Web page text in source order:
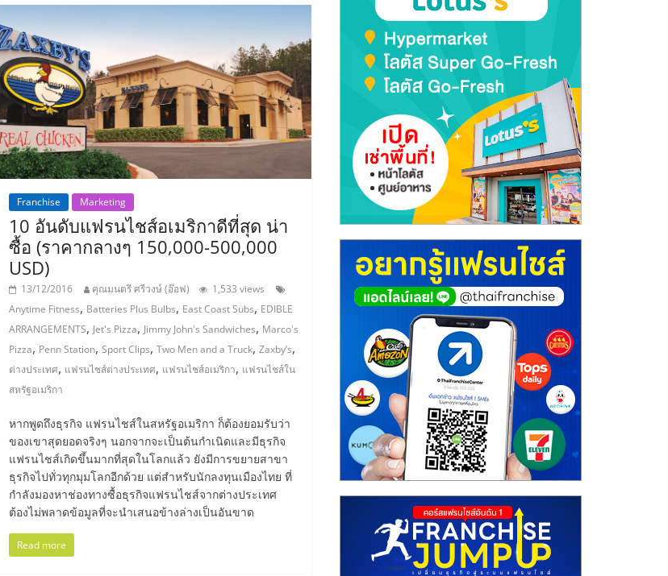
Franchise Marketing
10 อันดับแฟรนไชส์อเมริกาดีที่สุด น่า
ซื้อ (ราคากลางๆ 150,000-500,000
USD)
13/12/2016 คุณมนตรี ศรีวงษ์ (อ๊อฟ)
1,533 views
Anytime Fitness, Batteries Plus Bulbs, East Coast Subs, EDIBLE
ARRANGEMENTS, Jet's Pizza, Jimmy John's Sandwiches, Marco's
Pizza, Penn Station,Sport Clips,Two Men and a Truck,Zaxby’s,
ต่างประเทศ, แฟรนไชส์ต่างประเทศ, แฟรนไชส์อเมริกา, แฟรนไชส์ใน
สหรัฐอเมริกา
หากพูดถึงธุรกิจ แฟรนไชส์ในสหรัฐอเมริกา ก็ต้องยอมรับว่า
ของเขาสุดยอดจริงๆ นอกจากจะเป็นต้นกำเนิดและมีธุรกิจ
แฟรนไชส์เกิดขึ้นมากที่สุดในโลกแล้ว ยังมีการขยายสาขา
ธุรกิจไปทั่วทุกมุมโลกอีกด้วย แต่สำหรับนักลงทุนเมืองไทย ที่
กำลังมองหาช่องทางซื้อธุรกิจแฟรนไชส์จากต่างประเทศ
ต้องไม่พลาดข้อมูลที่จะนำเสนอข้างล่างเป็นอันขาด
Read more